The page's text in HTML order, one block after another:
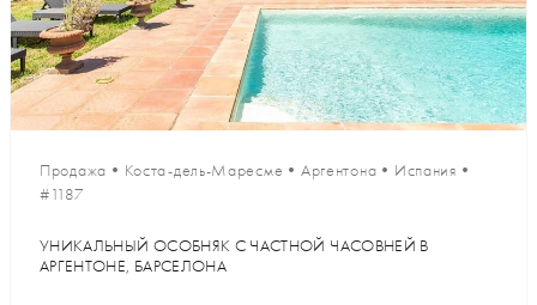
Продажа • Коста-дель-Маресме • Аргентона • Испания •
#1187
УНИКАЛЬНЫЙ ОСОБНЯК С ЧАСТНОЙ ЧАСОВНЕЙ В
АРГЕНТОНЕ, БАРСЕЛОНА